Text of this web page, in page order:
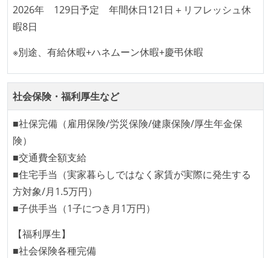
受動喫煙防止措置：屋内禁煙（屋内に喫煙可能室設
置）
2026年 129日予定 年間休日121日＋リフレッシュ休
暇8日
※別途、有給休暇+ハネムーン休暇+慶弔休暇
社会保険・福利厚生など
■社保完備（雇用保険/労災保険/健康保険/厚生年金保
険）
■交通費全額支給
■住宅手当（実家暮らしではなく家賃が実際に発生する
方対象/月1.5万円）
■子供手当（1子につき月1万円）
【福利厚生】
■社会保険各種完備